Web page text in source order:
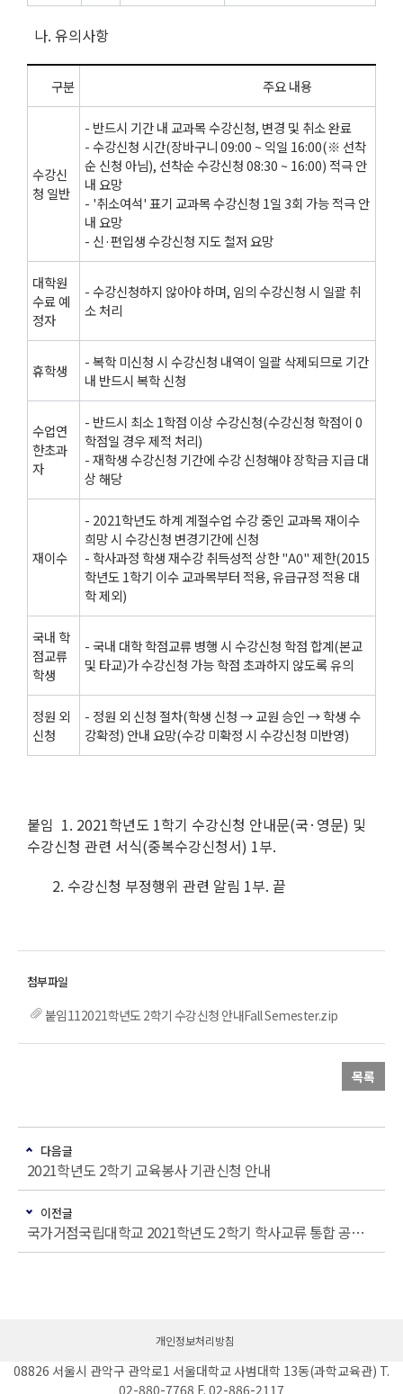
나. 유의사항
구분 주요 내용
수강신
청 일반
- 반드시 기간 내 교과목 수강신청, 변경 및 취소 완료
- 수강신청 시간(장바구니 09:00 ~ 익일 16:00(※ 선착
순 신청 아님), 선착순 수강신청 08:30 ~ 16:00) 적극 안
내 요망
- '취소여석' 표기 교과목 수강신청 1일 3회 가능 적극 안
내 요망
- 신·편입생 수강신청 지도 철저 요망
대학원
수료 예
정자
- 수강신청하지 않아야 하며, 임의 수강신청 시 일괄 취
소 처리
휴학생
- 복학 미신청 시 수강신청 내역이 일괄 삭제되므로 기간
내 반드시 복학 신청
수업연
한초과
자
- 반드시 최소 1학점 이상 수강신청(수강신청 학점이 0
학점일 경우 제적 처리)
- 재학생 수강신청 기간에 수강 신청해야 장학금 지급 대
상 해당
재이수
- 2021학년도 하계 계절수업 수강 중인 교과목 재이수
희망 시 수강신청 변경기간에 신청
- 학사과정 학생 재수강 취득성적 상한 "A0" 제한(2015
학년도 1학기 이수 교과목부터 적용, 유급규정 적용 대
학 제외)
국내 학
점교류
학생
- 국내 대학 학점교류 병행 시 수강신청 학점 합계(본교
및 타교)가 수강신청 가능 학점 초과하지 않도록 유의
정원 외
신청
- 정원 외 신청 절차(학생 신청 → 교원 승인 → 학생 수
강확정) 안내 요망(수강 미확정 시 수강신청 미반영)
붙임 1. 2021학년도 1학기 수강신청 안내문(국·영문) 및
수강신청 관련 서식(중복수강신청서) 1부.
2. 수강신청 부정행위 관련 알림 1부. 끝
붙임112021학년도 2학기 수강신청 안내Fall Semester.zip
목록
다음글
2021학년도 2학기 교육봉사 기관신청 안내
이전글
국가거점국립대학교 2021학년도 2학기 학사교류 통합 공고 안내
개인정보처리방침
08826 서울시 관악구 관악로1 서울대학교 사범대학 13동(과학교육관) T.
02-880-7768 F. 02-886-2117